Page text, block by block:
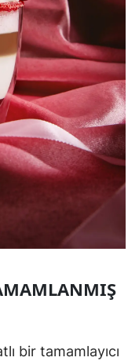
bir tamamlayıcı